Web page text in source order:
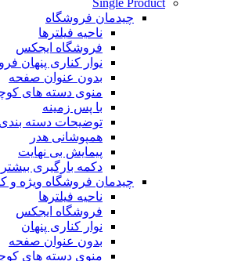
چیدمان فروشگاه
ناحیه فیلترها
فروشگاه ایجکس
نوار کناری پنهان
بدون عنوان صفحه
منوی دسته های
با پس زمینه
توضیحات دسته بندی
همپوشانی هدر
پیمایش بی نهایت
دکمه بارگیری بیشتر
چیدمان فروشگاه ویژه و
ناحیه فیلترها
فروشگاه ایجکس
نوار کناری پنهان
بدون عنوان صفحه
منوی دسته های